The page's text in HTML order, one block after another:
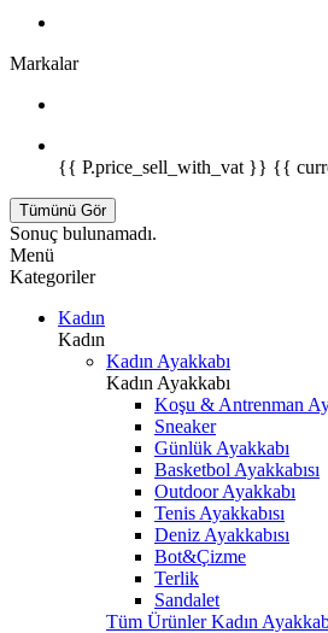
Markalar
{{ P.price_sell_with_vat }} {{
Tümünü Gör
Sonuç bulunamadı.
Menü
Kategoriler
Kadın
Kadın
Kadın Ayakkabı
Kadın Ayakkabı
Koşu & Antrenman
Sneaker
Günlük Ayakkabı
Basketbol Ayakkabısı
Outdoor Ayakkabı
Tenis Ayakkabısı
Deniz Ayakkabısı
Bot&Çizme
Terlik
Sandalet
Tüm Ürünler Kadın